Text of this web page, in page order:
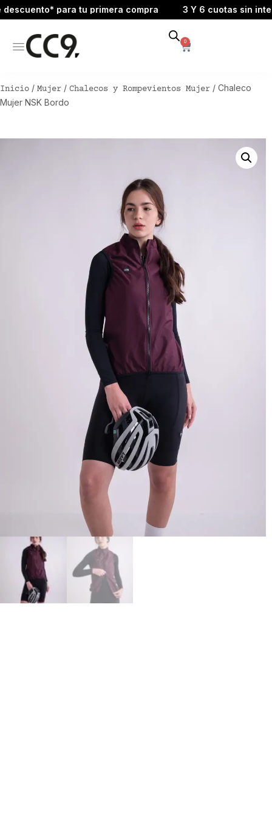
para tu primera compra 3 Y 6 cuotas sin interés
0
Inicio / Mujer / Chalecos y Rompevientos Mujer / Chaleco
Mujer NSK Bordo